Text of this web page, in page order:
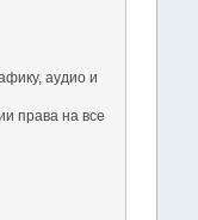
аудио и
права на все